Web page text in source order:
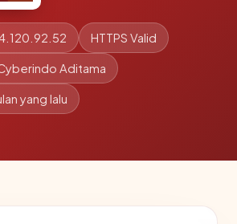
HTTPS Valid
Aditama
yang lalu